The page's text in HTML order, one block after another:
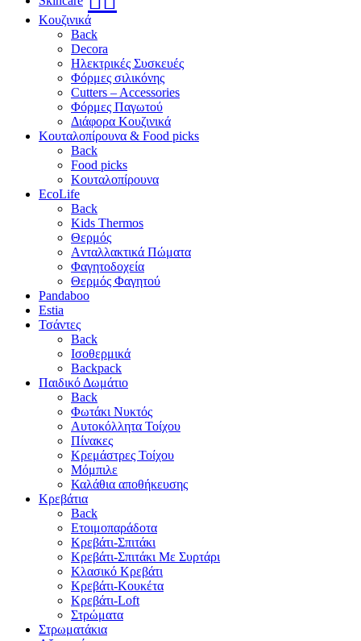
Κουζινικά
Back
Decora
Ηλεκτρικές Συσκευές
Φόρμες σιλικόνης
Cutters – Accessories
Φόρμες Παγωτού
Διάφορα Κουζινικά
Κουταλοπίρουνα & Food picks
Back
Food picks
Κουταλοπίρουνα
EcoLife
Back
Kids Thermos
Θερμός
Aνταλλακτικά Πώματα
Φαγητοδοχεία
Θερμός Φαγητού
Pandaboo
Estia
Τσάντες
Back
Ισοθερμικά
Backpack
Παιδικό Δωμάτιο
Back
Φωτάκι Νυκτός
Αυτοκόλλητα Τοίχου
Πίνακες
Κρεμάστρες Τοίχου
Μόμπιλε
Καλάθια αποθήκευσης
Κρεβάτια
Back
Ετοιμοπαράδοτα
Κρεβάτι-Σπιτάκι
Κρεβάτι-Σπιτάκι Με Συρτάρι
Κλασικό Κρεβάτι
Κρεβάτι-Κουκέτα
Κρεβάτι-Loft
Στρώματα
Στρωματάκια